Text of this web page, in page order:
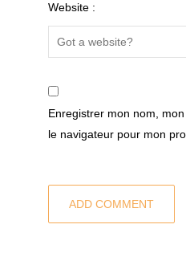
Website :
Enregistrer mon nom,
le navigateur pour mon